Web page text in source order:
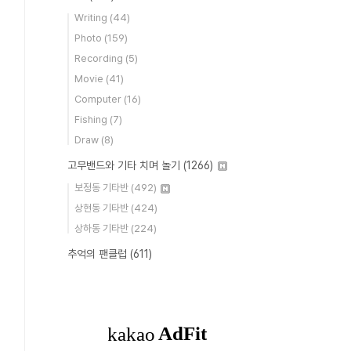
Writing (44)
Photo (159)
Recording (5)
Movie (41)
Computer (16)
Fishing (7)
Draw (8)
고무밴드와 기타 치며 놀기 (1266)
보정동 기타반 (492)
상현동 기타반 (424)
상하동 기타반 (224)
추억의 팬클럽 (611)